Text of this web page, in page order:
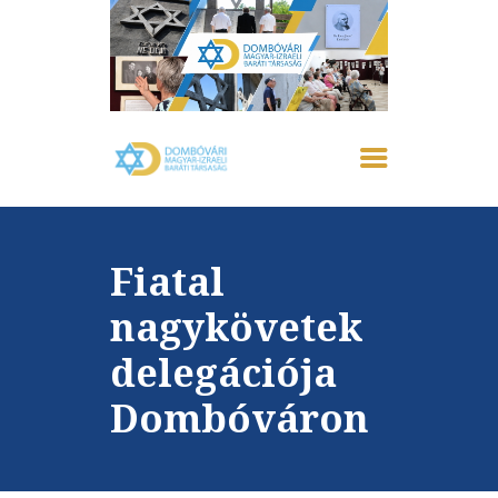
Fiatal
nagykövetek
delegációja
Dombóváron
FŐOLDAL
IZRAELRŐL
AKTUÁLIS
EMLÉKHÁZ
GALÉRIA
PROGRAMOK
KAPCSOLAT